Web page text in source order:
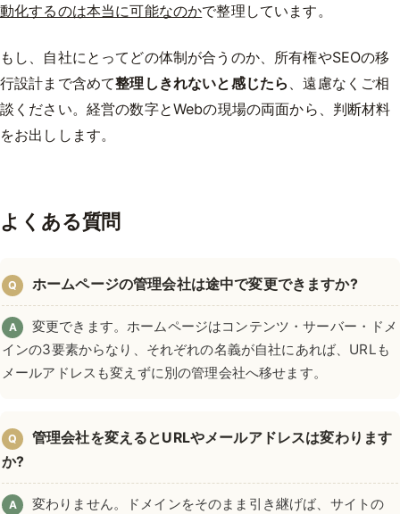
動化するのは本当に可能なのかで整理しています。
もし、自社にとってどの体制が合うのか、所有権やSEOの移
行設計まで含めて整理しきれないと感じたら
、遠慮なくご相
談ください。経営の数字とWebの現場の両面から、判断材料
をお出しします。
よくある質問
Q ホームページの管理会社は途中で変更できますか?
A
変更できます。ホームページはコンテンツ・サーバー・ドメ
インの3要素からなり、それぞれの名義が自社にあれば、URLも
メールアドレスも変えずに別の管理会社へ移せます。
Q
管理会社を変えるとURLやメールアドレスは変わります
か?
A
変わりません。ドメインをそのまま引き継げば、サイトの